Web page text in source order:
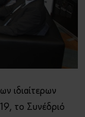
για να
eshop!
ιδιαίτερων
το Συνέδριό